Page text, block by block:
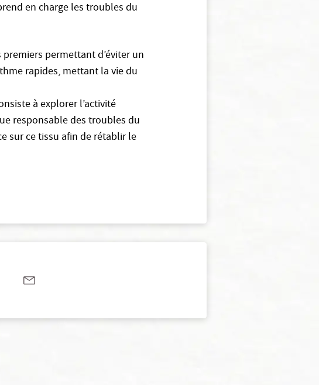
en charge les troubles du
permettant d’éviter un
rapides, mettant la vie du
à explorer l’activité
responsable des troubles du
sur ce tissu afin de rétablir le